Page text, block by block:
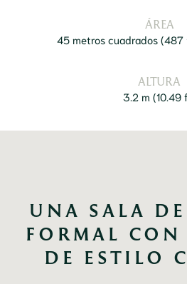
ÁREA
45 metros cuadrados (487
ALTURA
3.2 m (10.49
UNA SALA
FORMAL CON
DE ESTILO